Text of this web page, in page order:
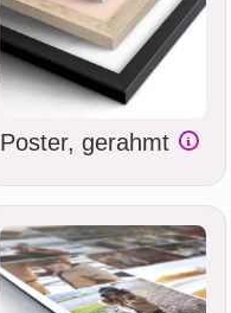
Poster, gerahmt